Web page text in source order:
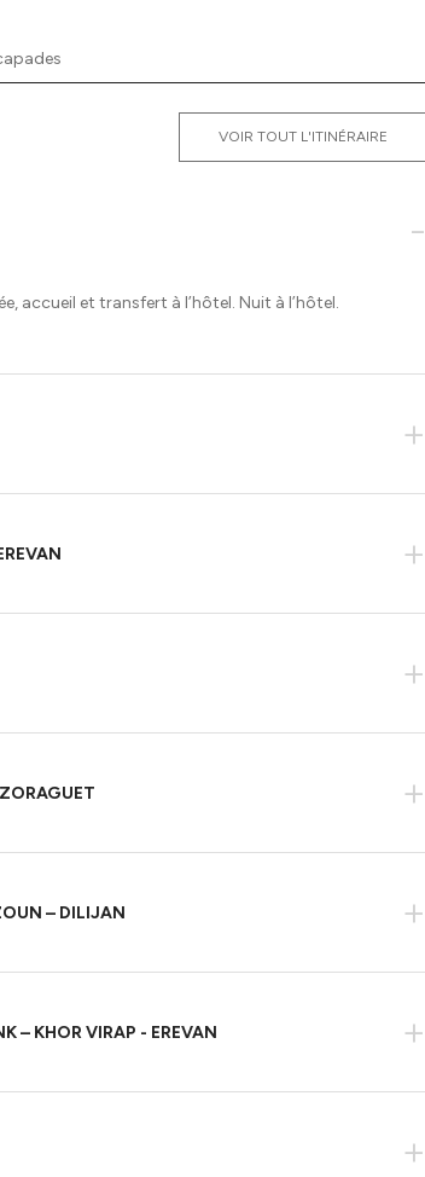
VOIR TOUT L'ITINÉRAIRE
-
accueil et transfert à l’hôtel. Nuit à l’hôtel.
+
+
+
+
– DILIJAN +
– KHOR VIRAP - EREVAN +
+